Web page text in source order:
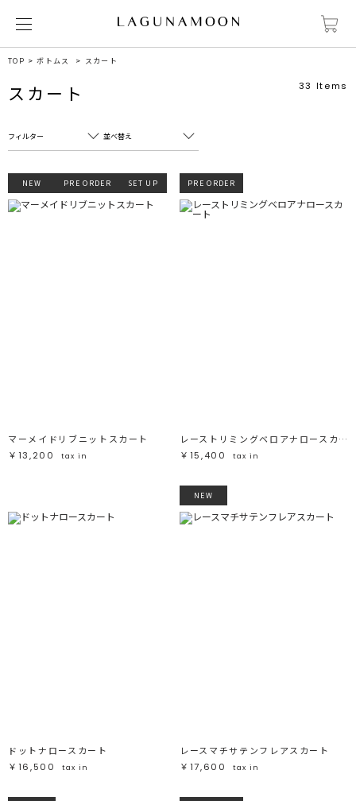
TOP ボトムス スカート
スカート 33 Items
フィルター
フリーワード
レッド レッド
ピンク ピンク
ミックス ミックス
この条件で絞り込む
並べ替え
売れ筋順
新着順
NEW PRE ORDER SET UP
マーメイドリブニットスカート
￥13,200
tax in
PRE ORDER
レーストリミングベロアナロースカート
￥15,400
tax in
ドットナロースカート
￥16,500
tax in
NEW
レースマチサテンフレアスカート
￥17,600
tax in